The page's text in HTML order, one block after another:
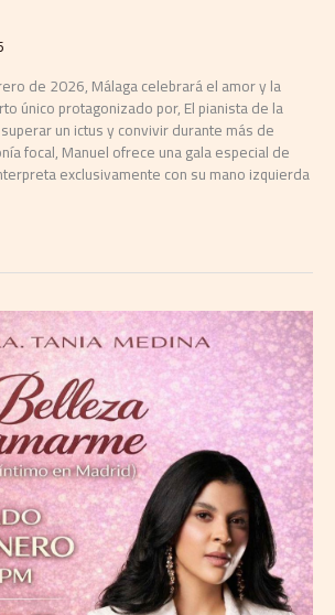
de 2026, Málaga celebrará el amor y la
único protagonizado por, El pianista de la
un ictus y convivir durante más de
focal, Manuel ofrece una gala especial de
exclusivamente con su mano izquierda